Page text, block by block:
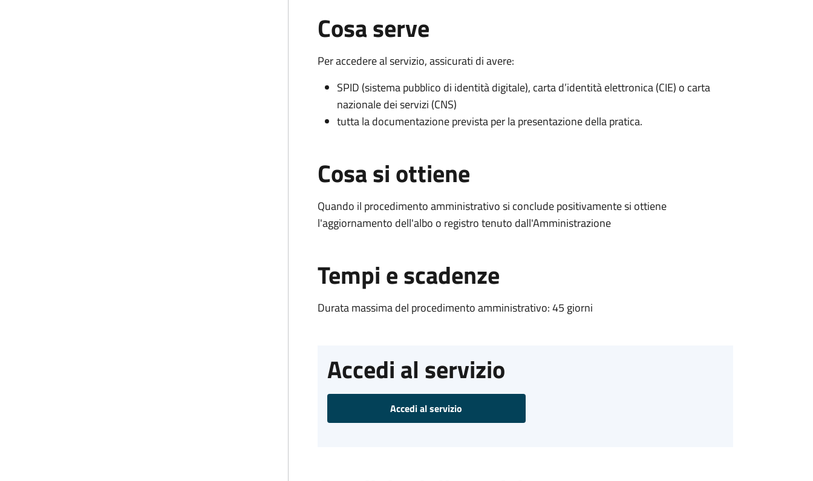
Cosa serve
Per accedere al servizio, assicurati di avere:
SPID (sistema pubblico di identità digitale), carta d’identità elettronica (CIE) o carta
nazionale dei servizi (CNS)
tutta la documentazione prevista per la presentazione della pratica.
Cosa si ottiene
Quando il procedimento amministrativo si conclude positivamente si ottiene
l'aggiornamento dell'albo o registro tenuto dall'Amministrazione
Tempi e scadenze
Durata massima del procedimento amministrativo: 45 giorni
Accedi al servizio
Accedi al servizio